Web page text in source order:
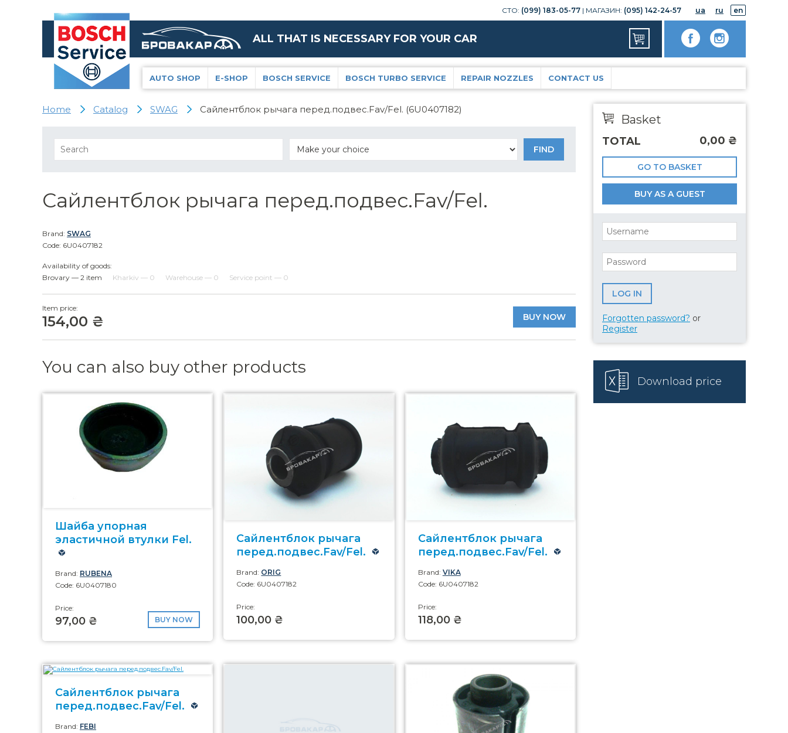
СТО: (099) 183-05-77 | МАГАЗИН: (095) 142-24-57 ua ru en
ALL THAT IS NECESSARY FOR YOUR CAR
AUTO SHOP E-SHOP BOSCH SERVICE BOSCH TURBO SERVICE REPAIR NOZZLES CONTACT US
Home Catalog SWAG Сайлентблок рычага перед.подвес.Fav/Fel. (6U0407182)
Сайлентблок рычага перед.подвес.Fav/Fel.
Brand: SWAG
Code: 6U0407182
Availability of goods:
Brovary — 2 item
Kharkiv — 0 Warehouse — 0 Service point — 0
Item price:
154,00 ₴ BUY NOW
You can also buy other products
Шайба упорная
эластичной втулки Fel.
Brand: RUBENA
Code: 6U0407180
Price:
97,00 ₴ BUY NOW
Сайлентблок рычага
перед.подвес.Fav/Fel.
Brand: ORIG
Code: 6U0407182
Price:
100,00 ₴
Сайлентблок рычага
перед.подвес.Fav/Fel.
Brand: VIKA
Code: 6U0407182
Price:
118,00 ₴
Сайлентблок рычага
перед.подвес.Fav/Fel.
Brand: FEBI
Basket
TOTAL 0,00 ₴
GO TO BASKET
BUY AS A GUEST
Forgotten password? or
Register
Download price